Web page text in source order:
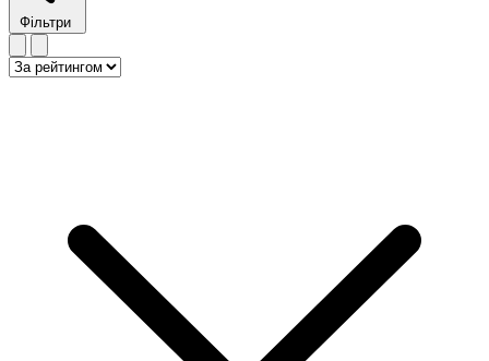
Фільтри